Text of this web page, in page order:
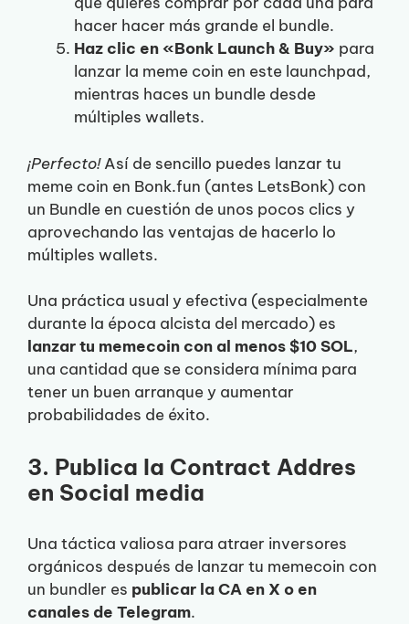
hacer hacer más grande el bundle.
Haz clic en «Bonk Launch & Buy» para
lanzar la meme coin en este launchpad,
mientras haces un bundle desde
múltiples wallets.
¡Perfecto!Así de sencillo puedes lanzar tu
meme coin en Bonk.fun (antes LetsBonk) con
un Bundle en cuestión de unos pocos clics y
aprovechando las ventajas de hacerlo lo
múltiples wallets.
Una práctica usual y efectiva (especialmente
durante la época alcista del mercado) es
lanzar tu memecoin con al menos $10 SOL,
una cantidad que se considera mínima para
tener un buen arranque y aumentar
probabilidades de éxito.
3. Publica la Contract Addres
en Social media
Una táctica valiosa para atraer inversores
orgánicos después de lanzar tu memecoin con
un bundler es publicar la CA en X o en
canales de Telegram.